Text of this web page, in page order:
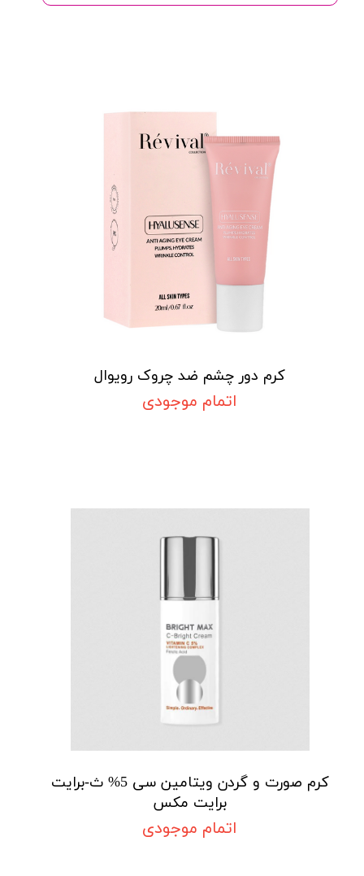
کرم دور چشم ضد چروک رویوال
اتمام موجودی
کرم صورت و گردن ویتامین سی 5% ث-برایت
برایت مکس
اتمام موجودی